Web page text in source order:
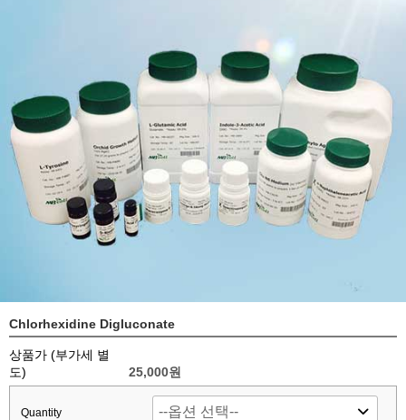
Chlorhexidine Digluconate
상품가 (부가세 별
도)
25,000원
Quantity